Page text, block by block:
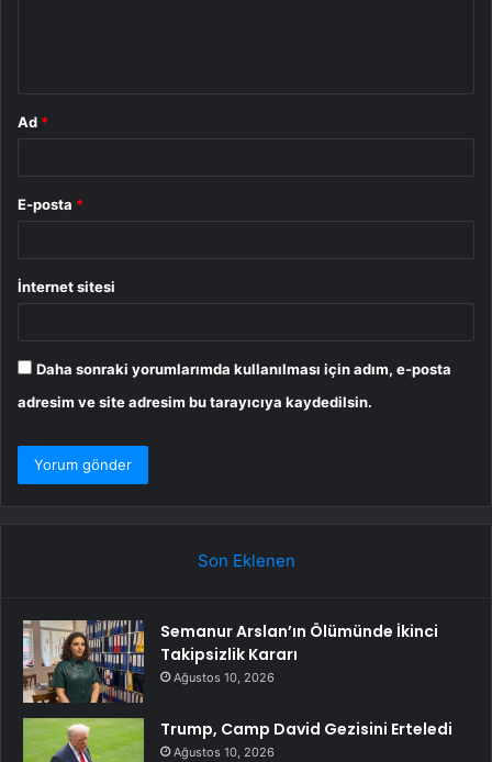
Ad *
E-posta *
İnternet sitesi
Daha sonraki yorumlarımda kullanılması için adım, e-posta
adresim ve site adresim bu tarayıcıya kaydedilsin.
Son Eklenen
Semanur Arslan’ın Ölümünde İkinci
Takipsizlik Kararı
Ağustos 10, 2026
Trump, Camp David Gezisini Erteledi
Ağustos 10, 2026